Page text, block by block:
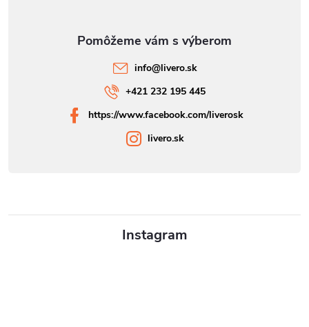
Instagram
info@livero.sk
+421 232 195 445
https://www.facebook.com/liverosk
livero.sk